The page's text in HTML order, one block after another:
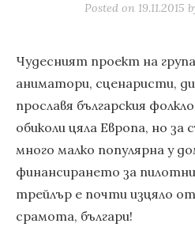
Posted on 19.11.2015
Чудесният проект на
аниматори, сценаристи,
прославя българския
обиколи цяла Европа, но за
много малко популярна у
финансирането за
трейлър е почти изцяло
срамота, българи!